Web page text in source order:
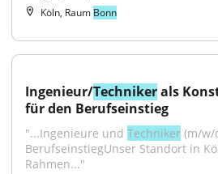
Köln, Raum Bonn
Ingenieur/Techniker als
für den Berufseinstieg
"...Ingenieure und Techniker (m/w/
BerufseinstiegUnser Standort in
Rahmen..."